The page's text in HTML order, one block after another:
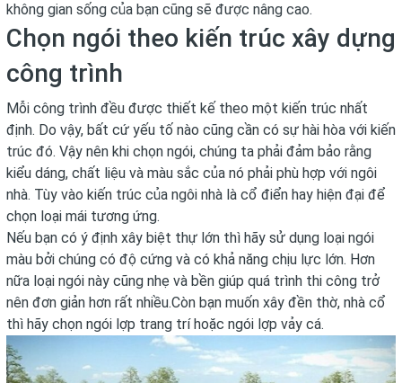
không gian sống của bạn cũng sẽ được nâng cao.
Chọn ngói theo kiến trúc xây dựng
công trình
Mỗi công trình đều được thiết kế theo một kiến trúc nhất
định. Do vậy, bất cứ yếu tố nào cũng cần có sự hài hòa với kiến
trúc đó. Vậy nên khi chọn ngói, chúng ta phải đảm bảo rằng
kiểu dáng, chất liệu và màu sắc của nó phải phù hợp với ngôi
nhà. Tùy vào kiến trúc của ngôi nhà là cổ điển hay hiện đại để
chọn loại mái tương ứng.
Nếu bạn có ý định xây biệt thự lớn thì hãy sử dụng loại ngói
màu bởi chúng có độ cứng và có khả năng chịu lực lớn. Hơn
nữa loại ngói này cũng nhẹ và bền giúp quá trình thi công trở
nên đơn giản hơn rất nhiều.Còn bạn muốn xây đền thờ, nhà cổ
thì hãy chọn ngói lợp trang trí hoặc ngói lợp vảy cá.